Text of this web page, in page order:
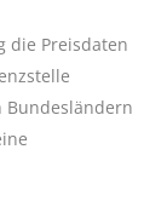
die Preisdaten
Bundesländern